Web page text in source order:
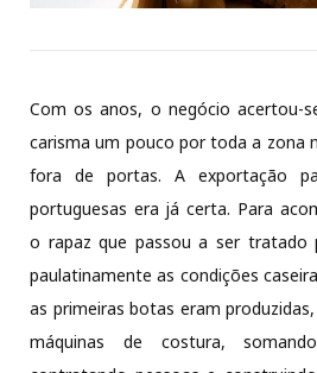
Com os anos, o negócio acertou-
carisma um pouco por toda a zona
fora de portas. A exportação
portuguesas era já certa. Para
o rapaz que passou a ser tratado
paulatinamente as condições
as primeiras botas eram
máquinas de costura,